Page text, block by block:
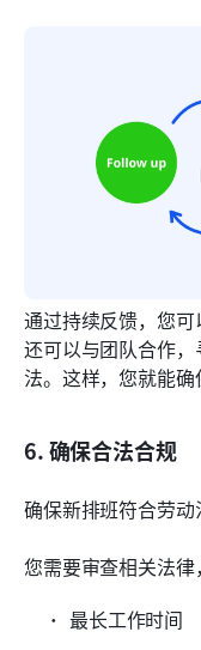
通过持续反馈，您
还可以与团队合作
法。这样，您就能确
6. 确保合法合规
确保新排班符合劳动
您需要审查相关法律
最长工作时间